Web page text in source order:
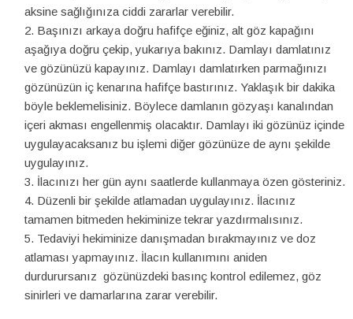
aksine sağlığınıza ciddi zararlar verebilir.
Başınızı arkaya doğru hafifçe eğiniz, alt göz kapağını
aşağıya doğru çekip, yukarıya bakınız. Damlayı damlatınız
ve gözünüzü kapayınız. Damlayı damlatırken parmağınızı
gözünüzün iç kenarına hafifçe bastırınız. Yaklaşık bir dakika
böyle beklemelisiniz. Böylece damlanın gözyaşı kanalından
içeri akması engellenmiş olacaktır. Damlayı iki gözünüz içinde
uygulayacaksanız bu işlemi diğer gözünüze de aynı şekilde
uygulayınız.
İlacınızı her gün aynı saatlerde kullanmaya özen gösteriniz.
Düzenli bir şekilde atlamadan uygulayınız. İlacınız
tamamen bitmeden hekiminize tekrar yazdırmalısınız.
Tedaviyi hekiminize danışmadan bırakmayınız ve doz
atlaması yapmayınız. İlacın kullanımını aniden
durdurursanız gözünüzdeki basınç kontrol edilemez, göz
sinirleri ve damarlarına zarar verebilir.